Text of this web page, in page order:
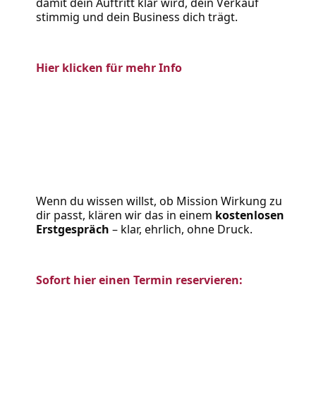
stimmig und dein Business dich trägt.
Hier klicken für mehr Info
Wenn du wissen willst, ob Mission Wirkung zu
dir passt, klären wir das in einem kostenlosen
Erstgespräch – klar, ehrlich, ohne Druck.
Sofort hier einen Termin reservieren: